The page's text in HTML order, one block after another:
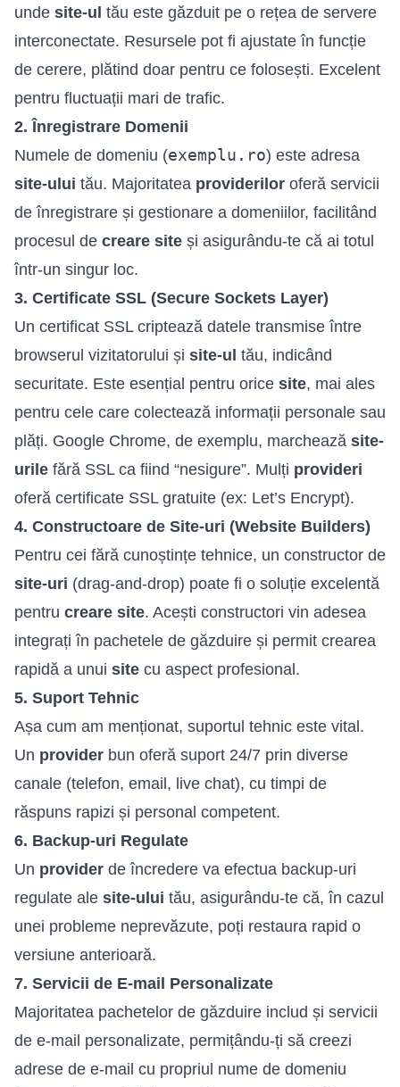
unde site-ul tău este găzduit pe o rețea de servere
interconectate. Resursele pot fi ajustate în funcție
de cerere, plătind doar pentru ce folosești. Excelent
pentru fluctuații mari de trafic.
2. Înregistrare Domenii
Numele de domeniu (exemplu.ro) este adresa
site-ului tău. Majoritatea providerilor oferă servicii
de înregistrare și gestionare a domeniilor, facilitând
procesul de creare site și asigurându-te că ai totul
într-un singur loc.
3. Certificate SSL (Secure Sockets Layer)
Un certificat SSL criptează datele transmise între
browserul vizitatorului și site-ul tău, indicând
securitate. Este esențial pentru orice site, mai ales
pentru cele care colectează informații personale sau
plăți. Google Chrome, de exemplu, marchează site-
urile fără SSL ca fiind “nesigure”. Mulți provideri
oferă certificate SSL gratuite (ex: Let’s Encrypt).
4. Constructoare de Site-uri (Website Builders)
Pentru cei fără cunoștințe tehnice, un constructor de
site-uri (drag-and-drop) poate fi o soluție excelentă
pentru creare site. Acești constructori vin adesea
integrați în pachetele de găzduire și permit crearea
rapidă a unui site cu aspect profesional.
5. Suport Tehnic
Așa cum am menționat, suportul tehnic este vital.
Un provider bun oferă suport 24/7 prin diverse
canale (telefon, email, live chat), cu timpi de
răspuns rapizi și personal competent.
6. Backup-uri Regulate
Un provider de încredere va efectua backup-uri
regulate ale site-ului tău, asigurându-te că, în cazul
unei probleme neprevăzute, poți restaura rapid o
versiune anterioară.
7. Servicii de E-mail Personalizate
Majoritatea pachetelor de găzduire includ și servicii
de e-mail personalizate, permițându-ți să creezi
adrese de e-mail cu propriul nume de domeniu